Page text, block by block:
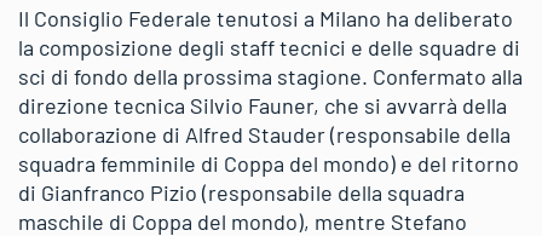
Il Consiglio Federale tenutosi a Milano ha deliberato
la composizione degli staff tecnici e delle squadre di
sci di fondo della prossima stagione. Confermato alla
direzione tecnica Silvio Fauner, che si avvarrà della
collaborazione di Alfred Stauder (responsabile della
squadra femminile di Coppa del mondo) e del ritorno
di Gianfranco Pizio (responsabile della squadra
maschile di Coppa del mondo), mentre Stefano